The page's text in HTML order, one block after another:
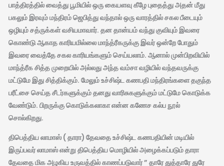
பாத்திரத்தில் வைத்து பூமியில் ஒரு கையளவு கீழே புதைத்து அதன் மீது
பகலும் இரவும் மந்திரம் ஜெபித்து வந்தால் ஒரு வாரத்தில் சகல பீடையும்
ஒழியும் சத்ருக்கள் வசியமாவார். தன தான்யம் வந்து குவியும் இவரை
கொண்டு ஆகாத காரியமில்லை மாந்த்ரீகருக்கு இவர் ஒன்றே போதும்
இவரை வைத்தே சகல காரியங்களும் செய்யலாம். ஆனால் முன்பிறவியில்
மாந்த்ரீக சித்த முறையில் அல்லது அந்த வம்சா வழியில் வந்தவருக்கு
மட்டுமே இது சித்திக்கும். மேலும் உச்சிஷ்ட கணபதி மந்திரங்களை தகுந்த
பரீட்சை செய்த சீடர்களுக்கும் தனது வாரிசுகளுக்கும் மட்டுமே கொடுக்க
வேண்டும். பிறருக்கு கொடுக்கலாகா என்ன கணேச கல்ப நூல்
சொல்கிறது.
திபெத்திய லாமாஸ் ( தாரா) தேவதை உச்சிஷ்ட கணபதியின் மடியில்
இருப்பவர் லாமாஸ் என்று திபெத்திய மொழியில் அழைக்கப்படும் தாரா
தேவதை மிக அழகிய உருவத்தில் காணப்படுவார் ” தாரே துத்தாரே துரே